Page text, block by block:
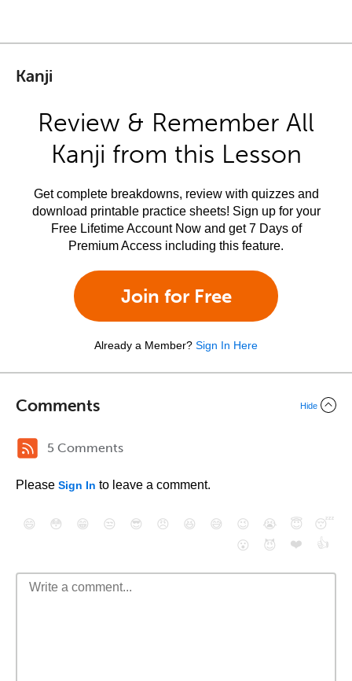
Kanji
Review & Remember All
Kanji from this Lesson
Get complete breakdowns, review with quizzes and
download printable practice sheets! Sign up for your
Free Lifetime Account Now and get 7 Days of
Premium Access including this feature.
Join for Free
Already a Member? Sign In Here
Comments Hide
5 Comments
Please Sign In to leave a comment.
😄 😳 😁 😒 😎 😠 😆 😅 😉 😭 😇
😴
😮
😈 ❤️ 👍